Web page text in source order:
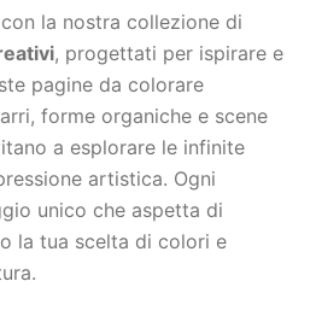
la nostra collezione di
, progettati per ispirare e
pagine da colorare
forme organiche e scene
a esplorare le infinite
artistica. Ogni
unico che aspetta di
la tua scelta di colori e